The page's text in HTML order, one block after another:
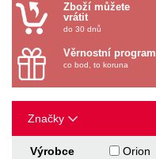
Zboží můžete
vrátit
do 30 dnů
Věrnostní program
co bod, to koruna
Značky
Výrobce Orion